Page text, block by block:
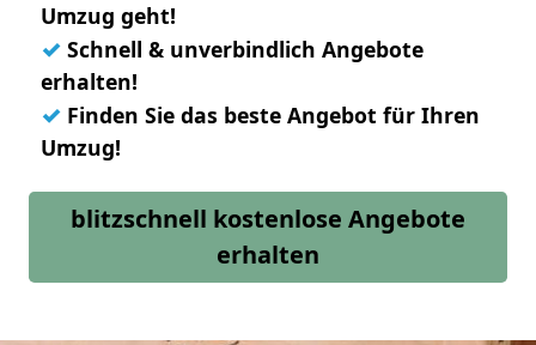
Umzug geht!
✓ Schnell & unverbindlich Angebote
erhalten!
✓ Finden Sie das beste Angebot für Ihren
Umzug!
blitzschnell kostenlose Angebote
erhalten